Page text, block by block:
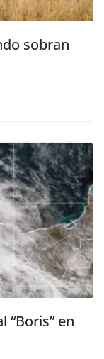
sobran
en